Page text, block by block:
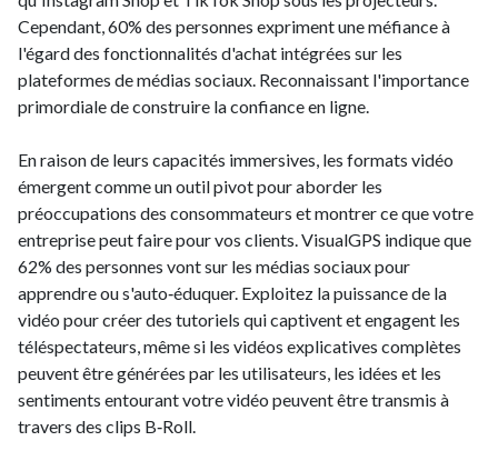
Cependant, 60% des personnes expriment une méfiance à
l'égard des fonctionnalités d'achat intégrées sur les
plateformes de médias sociaux. Reconnaissant l'importance
primordiale de construire la confiance en ligne.
En raison de leurs capacités immersives, les formats vidéo
émergent comme un outil pivot pour aborder les
préoccupations des consommateurs et montrer ce que votre
entreprise peut faire pour vos clients. VisualGPS indique que
62% des personnes vont sur les médias sociaux pour
apprendre ou s'auto‑éduquer. Exploitez la puissance de la
vidéo pour créer des tutoriels qui captivent et engagent les
téléspectateurs, même si les vidéos explicatives complètes
peuvent être générées par les utilisateurs, les idées et les
sentiments entourant votre vidéo peuvent être transmis à
travers des clips B‑Roll.